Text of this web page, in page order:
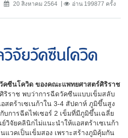
20 สิงหาคม 2564 อ่าน 199877 ครั้ง
จัยวัคซีนโควิด
คซีนโควิด ของคณะแพทยศาสตร์ศิริราช
ริราช พบว่าการฉีดวัคซีนแบบเข็มสลับ
ตร้าเซเนก้าใน 3-4 สัปดาห์ ภูมิขึ้นสูง
บการฉีดไฟเซอร์ 2 เข็มที่มีภูมิขึ้นเฉลี่ย
วิจัยคลินิกไม่แนะนำให้แอสตร้าเซเนก้า
แวคเป็นเข็มสอง เพราะสร้างภูมิคุ้มกัน